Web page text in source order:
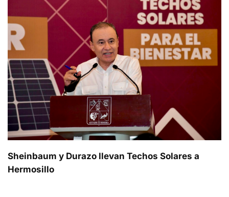
Sheinbaum y Durazo llevan Techos Solares a
Hermosillo